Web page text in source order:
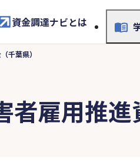
資金調達ナビとは
千葉県）
者雇用推進